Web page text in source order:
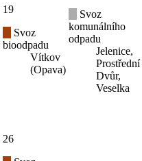
19
Svoz
bioodpadu
Vítkov
(Opava)
Svoz
komunálního
odpadu
Jelenice,
Prostřední
Dvůr,
Veselka
26